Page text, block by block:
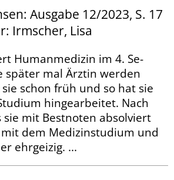
Ausgabe 12/2023, S. 17
Irmscher, Lisa
Humanmedizin im 4. Se­­
später mal Ärztin werden
schon früh und so hat sie
hingearbeitet. Nach
mit Bestnoten absolviert
dem Medizinstudium und
ehrgeizig. ...